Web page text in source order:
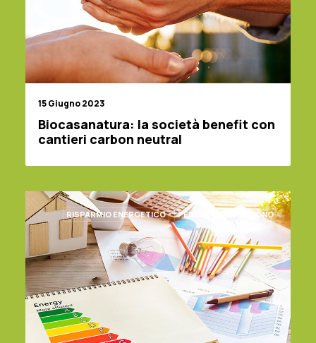
15 Giugno 2023
Biocasanatura: la società benefit con
cantieri carbon neutral
RISPARMIO ENERGETICO PERCHÉ CASA IN LEGNO